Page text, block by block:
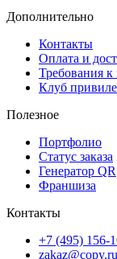
Дополнительно
Контакты
Оплата и
Требования к
Клуб
Полезное
Портфолио
Статус заказа
Генератор QR
Франшиза
Контакты
+7 (495) 156-
zakaz@copy.ru